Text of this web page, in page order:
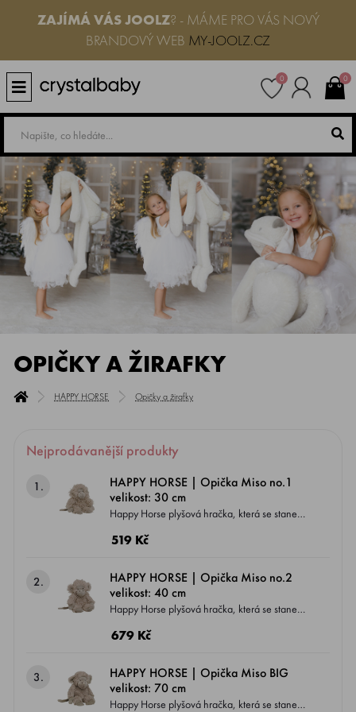
ZAJÍMÁ VÁS JOOLZ? - MÁME PRO VÁS NOVÝ
BRANDOVÝ WEB MY-JOOLZ.CZ
0 0
OPIČKY A ŽIRAFKY
HAPPY HORSE Opičky a žirafky
Nejprodávanější produkty
1.
HAPPY HORSE | Opička Miso no.1
velikost: 30 cm
Happy Horse plyšová hračka, která se stane
nepostradatelným kamarádem Vašeho
519 Kč
2.
HAPPY HORSE | Opička Miso no.2
velikost: 40 cm
Happy Horse plyšová hračka, která se stane
nepostradatelným kamarádem Vašeho
679 Kč
3.
HAPPY HORSE | Opička Miso BIG
velikost: 70 cm
Happy Horse plyšová hračka, která se stane